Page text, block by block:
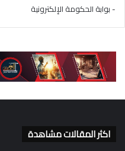
- بوابة الحكومة الإلكترونية
اكثر المقالات مشاهدة